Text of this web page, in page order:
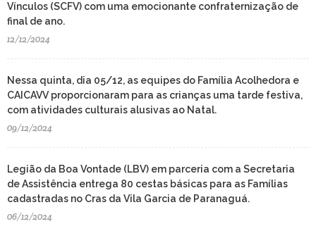
Vínculos (SCFV) com uma emocionante confraternização de
final de ano.
12/12/2024
Nessa quinta, dia 05/12, as equipes do Família Acolhedora e
CAICAVV proporcionaram para as crianças uma tarde festiva,
com atividades culturais alusivas ao Natal.
09/12/2024
Legião da Boa Vontade (LBV) em parceria com a Secretaria
de Assistência entrega 80 cestas básicas para as Famílias
cadastradas no Cras da Vila Garcia de Paranaguá.
06/12/2024